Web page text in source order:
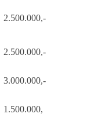
2.500.000,-
2.500.000,-
3.000.000,-
1.500.000,